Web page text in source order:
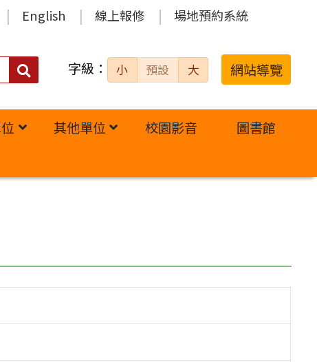
English 線上報修 場地預約系統
搜
字級： 小 預設 大 網站導覽
其他單位 校園影音
圖書館